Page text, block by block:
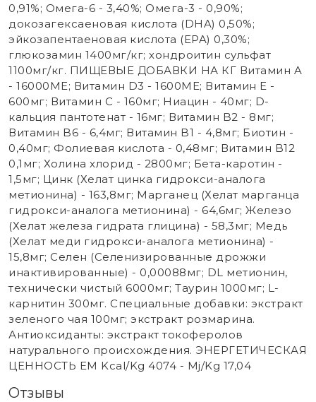
0,91%; Омега-6 - 3,40%; Омега-3 - 0,90%;
докозагексаеновая кислота (DHA) 0,50%;
эйкозапентаеновая кислота (EPA) 0,30%;
глюкозамин 1400мг/кг; хондроитин сульфат
1100мг/кг. ПИЩЕВЫЕ ДОБАВКИ НА КГ Витамин A
- 16000МЕ; Витамин D3 - 1600МЕ; Витамин E -
600мг; Витамин C - 160мг; Ниацин - 40мг; D-
кальция пантотенат - 16мг; Витамин B2 - 8мг;
Витамин B6 - 6,4мг; Витамин B1 - 4,8мг; Биотин -
0,40мг; Фолиевая кислота - 0,48мг; Витамин B12
0,1мг; Холина хлорид - 2800мг; Бета-каротин -
1,5мг; Цинк (Хелат цинка гидрокси-аналога
метионина) - 163,8мг; Марганец (Хелат марганца
гидрокси-аналога метионина) - 64,6мг; Железо
(Хелат железа гидрата глицина) - 58,3мг; Медь
(Хелат меди гидрокси-аналога метионина) -
15,8мг; Селен (Селенизированные дрожжи
инактивированные) - 0,00088мг; DL метионин,
технически чистый 6000мг; Таурин 1000мг; L-
карнитин 300мг. Специальные добавки: экстракт
зеленого чая 100мг; экстракт розмарина.
Антиоксиданты: экстракт токоферолов
натурального происхождения. ЭНЕРГЕТИЧЕСКАЯ
ЦЕННОСТЬ EM Kcal/Kg 4074 - Mj/Kg 17,04
Отзывы